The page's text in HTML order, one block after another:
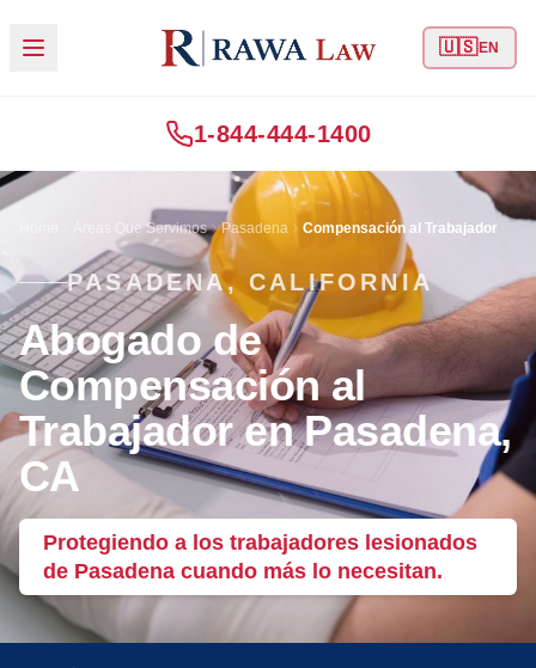
🇺🇸EN
1-844-444-1400
Áreas Que Servimos Pasadena Compensación al Trabajador
PASADENA, CALIFORNIA
Abogado de
Compensación al
Trabajador en Pasadena,
CA
Protegiendo a los trabajadores lesionados
de Pasadena cuando más lo necesitan.